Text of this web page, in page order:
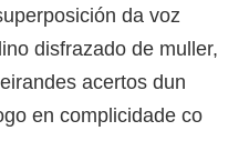
da voz
disfrazado de muller,
acertos dun
en complicidade co